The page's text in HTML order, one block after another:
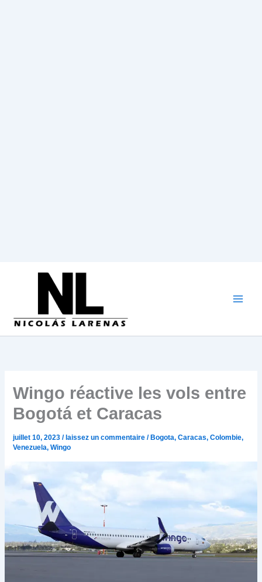
Wingo réactive les vols entre
Bogotá et Caracas
juillet 10, 2023/ laissez un commentaire / Bogota,Caracas,Colombie,
Venezuela,Wingo